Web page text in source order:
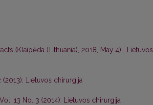
(Klaipėda (Lithuania), 2018, May 4) , Lietuvos
(2013): Lietuvos chirurgija
13 No. 3 (2014): Lietuvos chirurgija